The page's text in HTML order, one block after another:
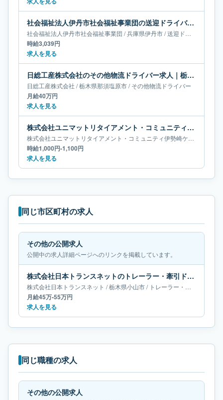
社会福祉法人伊丹市社会福祉事業団の送迎ドライバー求人｜兵庫県伊丹市
社会福祉法人伊丹市社会福祉事業団 /兵庫県伊丹市/送迎ドライバー
時給3,039円
求人を見る
日総工産株式会社のその他物流ドライバー求人｜栃木県那須塩原市｜月給40万円
日総工産株式会社 /栃木県那須塩原市/その他物流ドライバー
月給40万円
求人を見る
株式会社ユニマットリタイアメント・コミュニティ伊勢崎ケアセンターそよ風の送迎ドライバー求人｜群馬県伊勢崎市
株式会社ユニマットリタイアメント・コミュニティ伊勢崎ケアセンターそよ風
時給1,000円-1,100円
求人を見る
同じ市区町村の求人
その他の公開求人
公開中の求人詳細ページへのリンクを掲載しています。
株式会社日本トランスネットのトレーラー・牽引ドライバー求人｜栃木県小山市｜月給45万-55万円
株式会社日本トランスネット /栃木県小山市/ トレーラー・牽引ドライバー
月給45万-55万円
求人を見る
同じ職種の求人
その他の公開求人